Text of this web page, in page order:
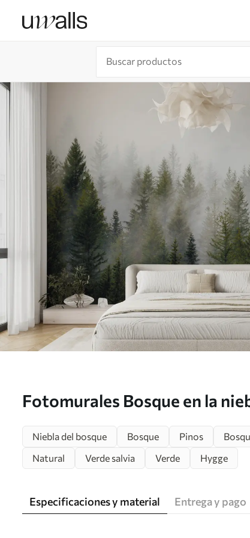
Fotomurales Bosque en la
Niebla del bosque
Bosque Pinos
Natural
Verde salvia Verde Hygge
Especificaciones y material Entrega y pago